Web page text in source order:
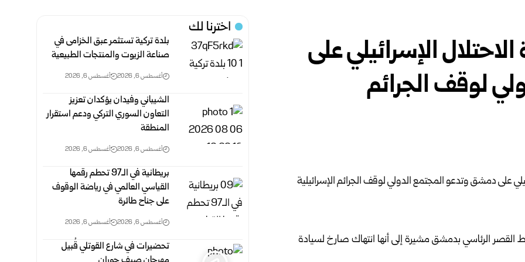
الاحتلال الإسرائيلي على
لوقف الجرائم
القصر الرئاسي بدمشق مشيرة إلى أنها انتهاك صارخ لسيادة
اخترنا لك
بلدة تركية تستثمر عبق الخزامى في
صناعة الزيوت والمنتجات الطبيعية
أغسطس 6, 2026 أغسطس 6, 2026
الشيباني وفيدان يؤكدان تعزيز
التعاون السوري التركي ودعم استقرار
المنطقة
أغسطس 6, 2026 أغسطس 6, 2026
بريطانية في الـ97 تحطم رقمها
القياسي العالمي في رياضة الوقوف
على جناح طائرة
أغسطس 6, 2026 أغسطس 6, 2026
تحضيرات في شارع القوتلي قُبيل